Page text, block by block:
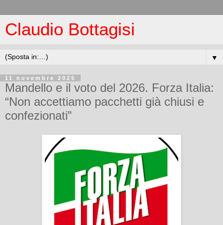
Claudio Bottagisi
▼
11 novembre 2025
Mandello e il voto del 2026. Forza Italia:
“Non accettiamo pacchetti già chiusi e
confezionati”